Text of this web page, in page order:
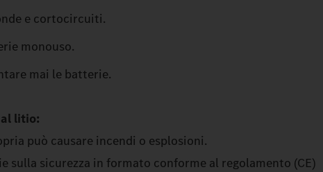
e cortocircuiti.
monouso.
mai le batterie.
litio:
può causare incendi o esplosioni.
sulla sicurezza in formato conforme al regolamento (CE)